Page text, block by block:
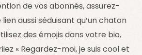
de vos abonnés, assurez-
aussi séduisant qu’un chaton
des émojis dans votre bio,
« Regardez-moi, je suis cool et